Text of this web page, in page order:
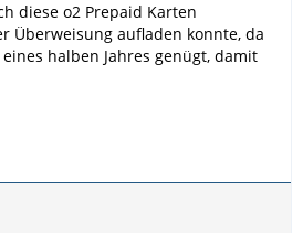
diese o2 Prepaid Karten
Überweisung aufladen konnte, da
halben Jahres genügt, damit